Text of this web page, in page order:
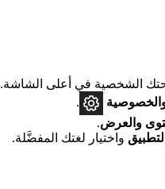
الشخصية في أعلى الشاشة.
.
والعرض.
واختيار لغتك المفضَّلة.